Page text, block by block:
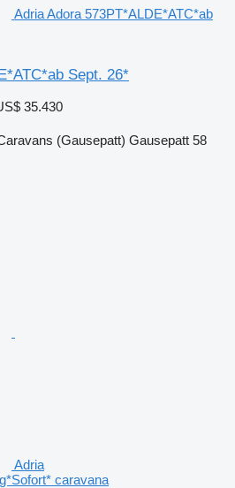
Adria Adora 573PT*ALDE*ATC*ab
Sept. 26*
35.430
(Gausepatt) Gausepatt 58
Adria
caravana